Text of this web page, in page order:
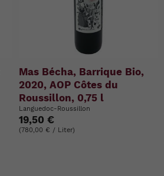
Mas Bécha, Barrique Bio,
2020, AOP Côtes du
Roussillon, 0,75 l
Languedoc-Roussillon
19,50 €
(780,00 € / Liter)